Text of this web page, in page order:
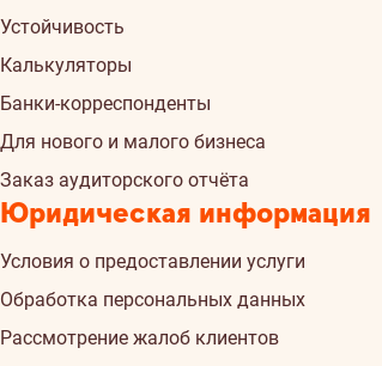
Устойчивость
Калькуляторы
Банки-корреспонденты
Для нового и малого бизнеса
Заказ аудиторского отчёта
Юридическая информация
Условия о предоставлении услуги
Обработка персональных данных
Рассмотрение жалоб клиентов